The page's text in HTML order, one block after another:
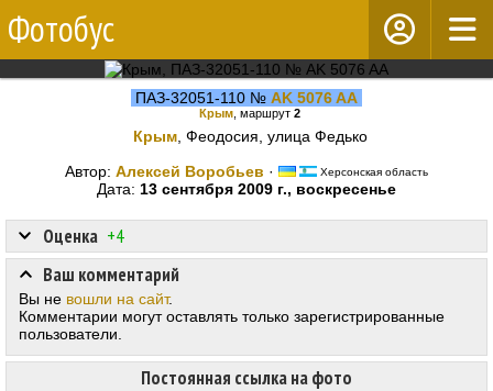
Фотобус
ПАЗ-32051-110 № AK 5076 AA
Крым , маршрут 2
Крым , Феодосия, улица Федько
Автор: Алексей Воробьев · Херсонская область
Дата: 13 сентября 2009 г., воскресенье
Оценка +4
Постоянная ссылка на фото
Ваш комментарий
Вы не вошли на сайт.
Комментарии могут оставлять только зарегистрированные
пользователи.